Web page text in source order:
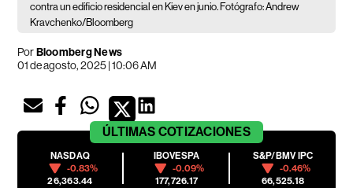
contra un edificio residencial en Kiev en junio. Fotógrafo: Andrew
Kravchenko/Bloomberg
PorBloomberg News
01 de agosto, 2025 | 10:06 AM
ÚLTIMAS COTIZACIONES
NASDAQ
-0.83%
26,363.44
IBOVESPA
-0.09%
177,726.17
S&P/BMV IPC
-0.46%
66,525.18